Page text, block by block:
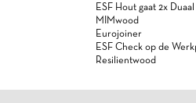
ESF Hout gaat 2x
MIMwood
Eurojoiner
ESF Check op de
Resilientwood